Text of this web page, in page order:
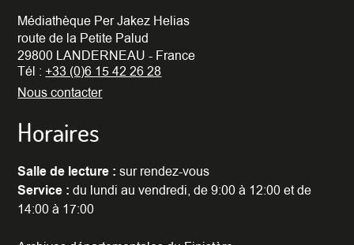
Médiathèque Per Jakez Helias
route de la Petite Palud
29800 LANDERNEAU - France
Tél :+33 (0)6 15 42 26 28
Nous contacter
Horaires
Salle de lecture : sur rendez-vous
Service : du lundi au vendredi, de 9:00 à 12:00 et de
14:00 à 17:00